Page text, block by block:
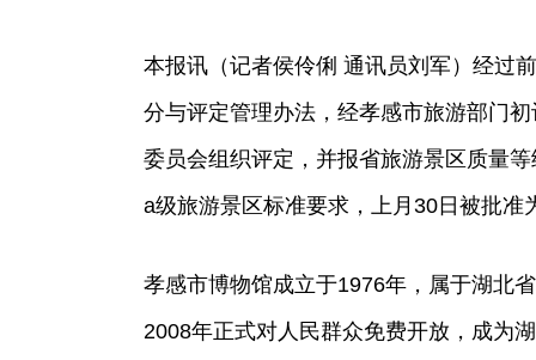
本报讯（记者侯伶俐 通讯员刘军）经过
分与评定管理办法，经孝感市旅游部门
委员会组织评定，并报省旅游景区质量
a级旅游景区标准要求，上月30日被批准
孝感市博物馆成立于1976年，属于湖北
2008年正式对人民群众免费开放，成为